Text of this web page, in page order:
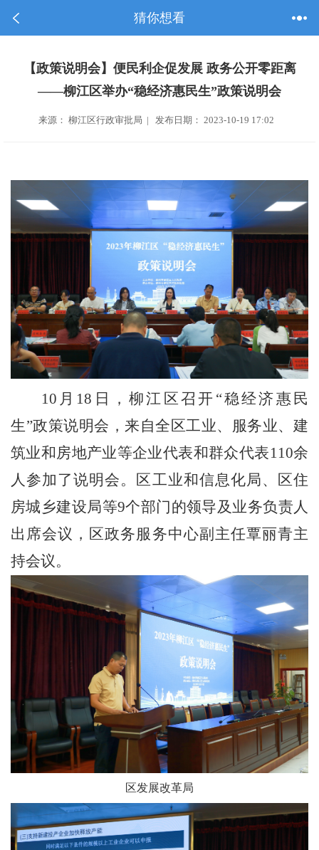
猜你想看
【政策说明会】便民利企促发展 政务公开零距离
——柳江区举办“稳经济惠民生”政策说明会
来源： 柳江区行政审批局 | 发布日期： 2023-10-19 17:02
10月18日，柳江区召开“稳经济惠民
生”政策说明会，来自全区工业、服务业、建
筑业和房地产业等企业代表和群众代表110余
人参加了说明会。区工业和信息化局、区住
房城乡建设局等9个部门的领导及业务负责人
出席会议，区政务服务中心副主任覃丽青主
持会议。
区发展改革局